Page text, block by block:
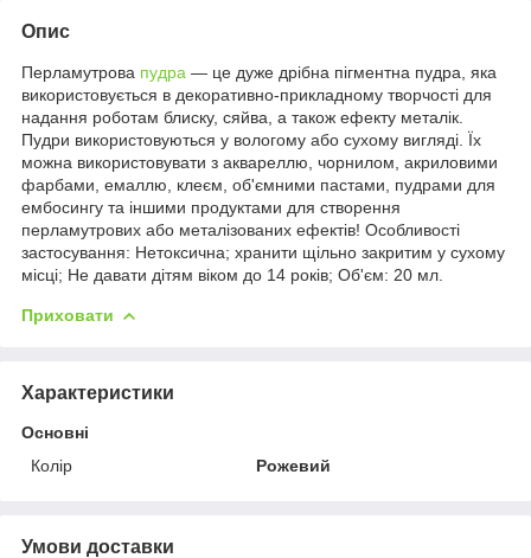
Опис
Перламутрова пудра — це дуже дрібна пігментна пудра, яка
використовується в декоративно-прикладному творчості для
надання роботам блиску, сяйва, а також ефекту металік.
Пудри використовуються у вологому або сухому вигляді. Їх
можна використовувати з аквареллю, чорнилом, акриловими
фарбами, емаллю, клеєм, об'ємними пастами, пудрами для
ембосингу та іншими продуктами для створення
перламутрових або металізованих ефектів! Особливості
застосування: Нетоксична; xранити щільно закритим у сухому
місці; Не давати дітям віком до 14 років; Об'єм: 20 мл.
Приховати
Характеристики
Основні
Колір
Рожевий
Умови доставки